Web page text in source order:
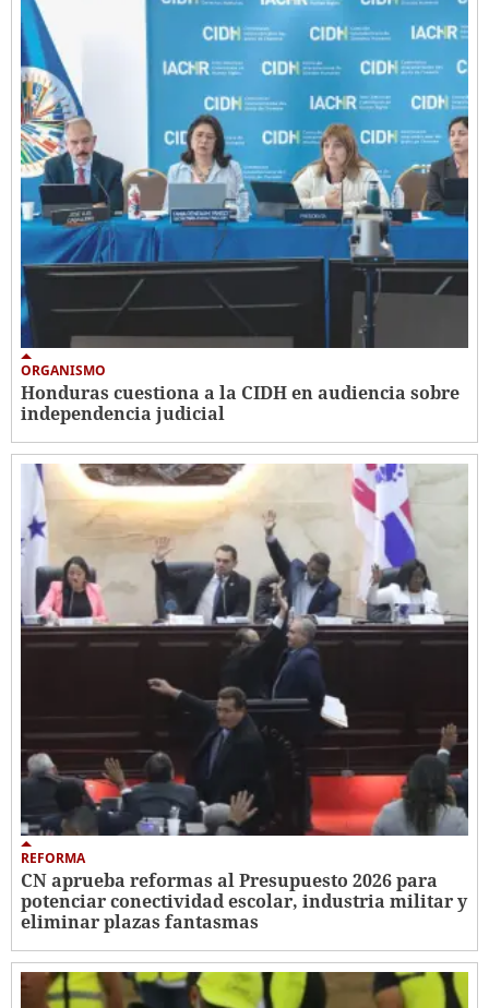
ORGANISMO
Honduras cuestiona a la CIDH en audiencia sobre
independencia judicial
REFORMA
CN aprueba reformas al Presupuesto 2026 para
potenciar conectividad escolar, industria militar y
eliminar plazas fantasmas